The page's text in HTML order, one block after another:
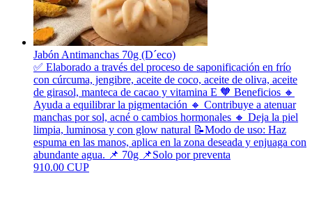
Jabón Antimanchas 70g (D´eco)
✅ Elaborado a través del proceso de saponificación en frío
con cúrcuma, jengibre, aceite de coco, aceite de oliva, aceite
de girasol, manteca de cacao y vitamina E 🧡 Beneficios 🔸
Ayuda a equilibrar la pigmentación 🔸 Contribuye a atenuar
manchas por sol, acné o cambios hormonales 🔸 Deja la piel
limpia, luminosa y con glow natural 📝Modo de uso: Haz
espuma en las manos, aplica en la zona deseada y enjuaga con
abundante agua. 📌 70g 📌Solo por preventa
910.00 CUP